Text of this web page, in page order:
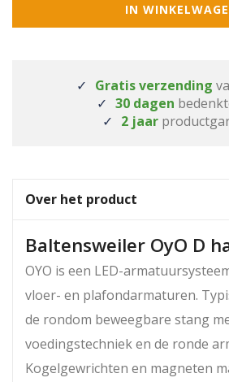
IN
Gratis verzending
30 dagen
2 jaar
Over het product
Baltensweiler OyO D
OYO is een LED-
vloer- en plafondarmaturen.
de rondom beweegbare stang
voedingstechniek en de ronde
Kogelgewrichten en magneten